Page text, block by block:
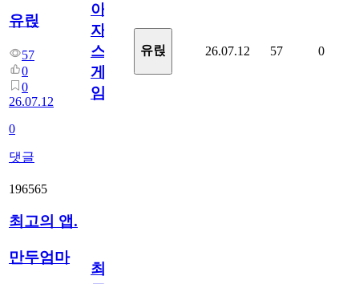
유릱
57
0
0
26.07.12
0
댓글
아
자
스
게
임?
유릱 26.07.12 57 0
196565
최고의 앱.
만두엄마
최